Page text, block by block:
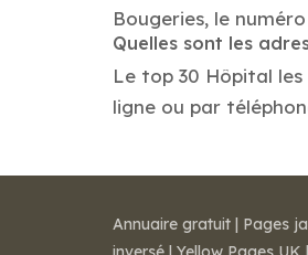
Bougeries, le
Quelles sont les
Le top 30 Hôpital
ligne ou par
Annuaire gratuit | Pages